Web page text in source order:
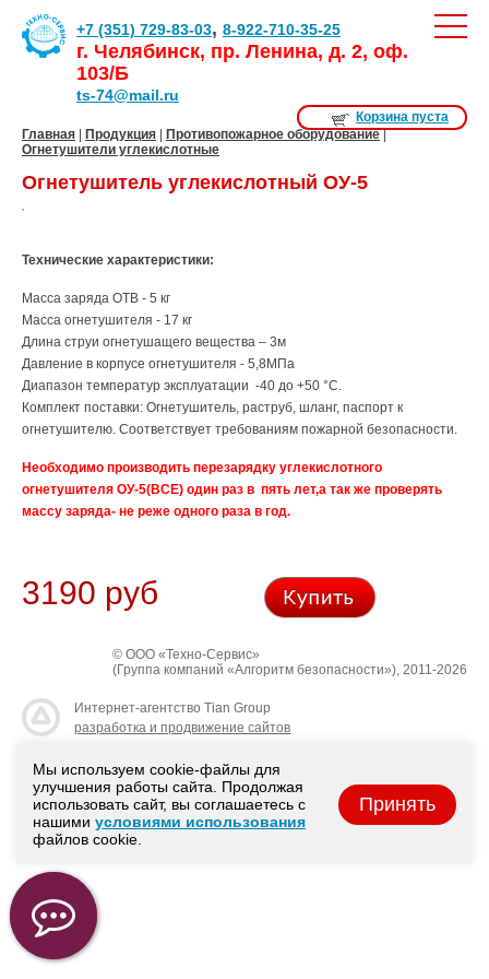
Корзина пуста
+7 (351) 729-83-03, 8-922-710-35-25
г. Челябинск, пр. Ленина, д. 2, оф.
103/Б
ts-74@mail.ru
Главная Продукция Противопожарное оборудование|
Огнетушители углекислотные
Огнетушитель углекислотный ОУ-5
Технические характеристики:
Масса заряда ОТВ - 5 кг
Масса огнетушителя - 17 кг
Длина струи огнетушащего вещества – 3м
Давление в корпусе огнетушителя - 5,8МПа
Диапазон температур эксплуатации -40 до +50 °С.
Комплект поставки: Огнетушитель, раструб, шланг, паспорт к
огнетушителю. Соответствует требованиям пожарной безопасности.
Необходимо производить перезарядку углекислотного
огнетушителя ОУ-5(ВСЕ) один раз в пять лет,а так же проверять
массу заряда- не реже одного раза в год.
3190 руб
© ООО «Техно-Сервис»
(Группа компаний «Алгоритм безопасности»), 2011-2026
Интернет-агентство Tian Group
разработка и продвижение сайтов
Мы используем cookie-файлы для
улучшения работы сайта. Продолжая
использовать сайт, вы соглашаетесь с
нашими условиями использования
файлов cookie.
Принять